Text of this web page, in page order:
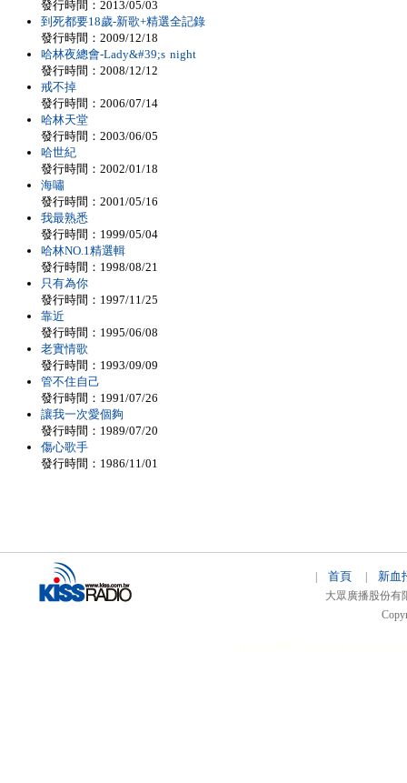
發行時間：2013/05/03
到死都要18歲-新歌+精選全記錄
發行時間：2009/12/18
哈林夜總會-Lady&#39;s night
發行時間：2008/12/12
戒不掉
發行時間：2006/07/14
哈林天堂
發行時間：2003/06/05
哈世紀
發行時間：2002/01/18
海嘯
發行時間：2001/05/16
我最熟悉
發行時間：1999/05/04
哈林NO.1精選輯
發行時間：1998/08/21
只有為你
發行時間：1997/11/25
靠近
發行時間：1995/06/08
老實情歌
發行時間：1993/09/09
管不住自己
發行時間：1991/07/26
讓我一次愛個夠
發行時間：1989/07/20
傷心歌手
發行時間：1986/11/01
首頁 新血
大眾廣播股份有